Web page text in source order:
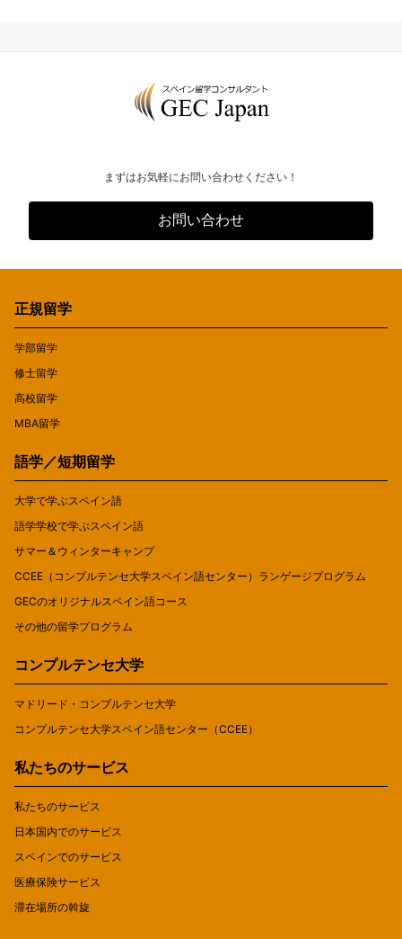
まずはお気軽にお問い合わせください！
お問い合わせ
正規留学
学部留学
修士留学
高校留学
MBA留学
語学／短期留学
大学で学ぶスペイン語
語学学校で学ぶスペイン語
サマー＆ウィンターキャンプ
CCEE（コンプルテンセ大学スペイン語センター）ランゲージプログラム
GECのオリジナルスペイン語コース
その他の留学プログラム
コンプルテンセ大学
マドリード・コンプルテンセ大学
コンプルテンセ大学スペイン語センター（CCEE）
私たちのサービス
私たちのサービス
日本国内でのサービス
スペインでのサービス
医療保険サービス
滞在場所の斡旋